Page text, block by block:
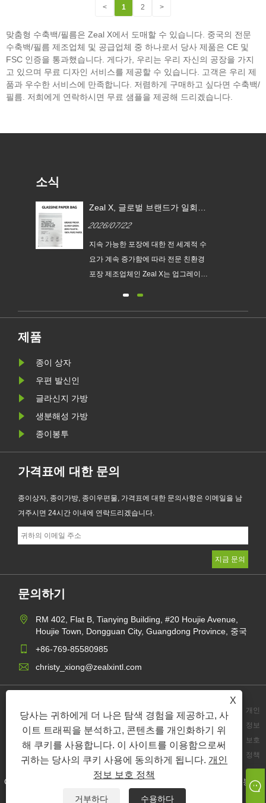
< 1 2 >
맞춤형 수축백/필름은 Zeal X에서 도매할 수 있습니다. 중국의 전문
수축백/필름 제조업체 및 공급업체 중 하나로서 당사 제품은 CE 및
FSC 인증을 통과했습니다. 게다가, 우리는 우리 자신의 공장을 가지
고 있으며 무료 디자인 서비스를 제공할 수 있습니다. 고객은 우리 제
품과 우수한 서비스에 만족합니다. 저렴하게 구매하고 싶다면 수축백/
필름. 저희에게 연락하시면 무료 샘플을 제공해 드리겠습니다.
X
당사는 귀하에게 더 나은 탐색 경험을 제공하고, 사
이트 트래픽을 분석하고, 콘텐츠를 개인화하기 위
해 쿠키를 사용합니다. 이 사이트를 이용함으로써
귀하는 당사의 쿠키 사용에 동의하게 됩니다. 개인
정보 보호 정책
거부하다 수용하다
소식
Zeal X, 글로벌 브랜드가 일회용
록 맞춤형 글라신지 종이 봉투
출시
2026/07/22
지속 가능한 포장에 대한 전 세계적 수
요가 계속 증가함에 따라 전문 친환경
포장 제조업체인 Zeal X는 업그레이드
지에 대한 프리미엄 대안으로 설계된
운 EU
제품
종이 상자
우편 발신인
글라신지 가방
생분해성 가방
종이봉투
가격표에 대한 문의
종이상자, 종이가방, 종이우편물, 가격표에 대한 문의사항은 이메일을 남
겨주시면 24시간 이내에 연락드리겠습니다.
문의하기
RM 402, Flat B, Tianying Building, #20 Houjie Avenue,
Houjie Town, Dongguan City, Guangdong Province, 중국
+86-769-85580985
christy_xiong@zealxintl.com
Links Sitemap RSS XML
개인
정보
보호
정책
Copyright © 2023 Zeal X International Limited - 종이 상자, 종이 봉투,
종이 우편물 - 모든 권리 보유.